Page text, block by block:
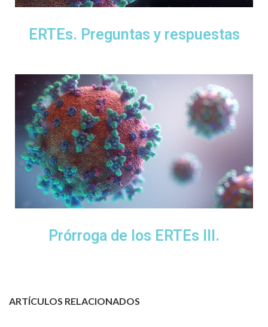
ERTEs. Preguntas y respuestas
Prórroga de los ERTEs III.
ARTÍCULOS RELACIONADOS